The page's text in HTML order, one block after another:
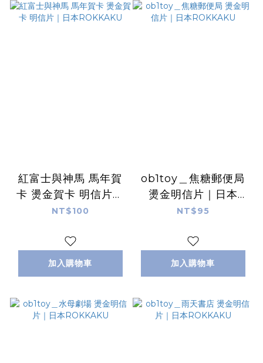
紅富士與神馬 馬年賀
卡 燙金賀卡 明信片｜
日本ROKKAKU
NT$100
加入購物車
ob1toy＿焦糖郵便局
燙金明信片｜日本
ROKKAKU
NT$95
加入購物車